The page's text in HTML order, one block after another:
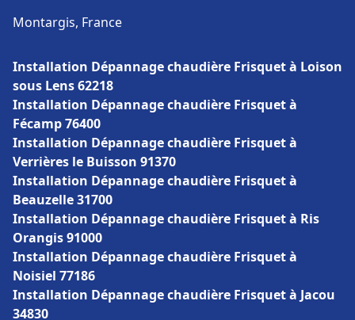
Montargis, France
Installation Dépannage chaudière Frisquet à Loison
sous Lens 62218
Installation Dépannage chaudière Frisquet à
Fécamp 76400
Installation Dépannage chaudière Frisquet à
Verrières le Buisson 91370
Installation Dépannage chaudière Frisquet à
Beauzelle 31700
Installation Dépannage chaudière Frisquet à Ris
Orangis 91000
Installation Dépannage chaudière Frisquet à
Noisiel 77186
Installation Dépannage chaudière Frisquet à Jacou
34830